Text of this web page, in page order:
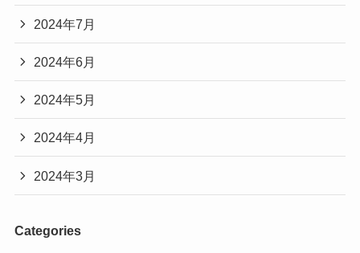
2024年7月
2024年6月
2024年5月
2024年4月
2024年3月
Categories